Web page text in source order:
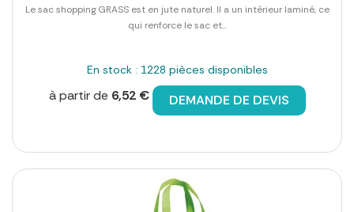
Le sac shopping GRASS est en jute naturel. Il a un intérieur laminé, ce
qui renforce le sac et...
En stock : 1228 pièces disponibles
à partir de 6,52 € DEMANDE DE DEVIS